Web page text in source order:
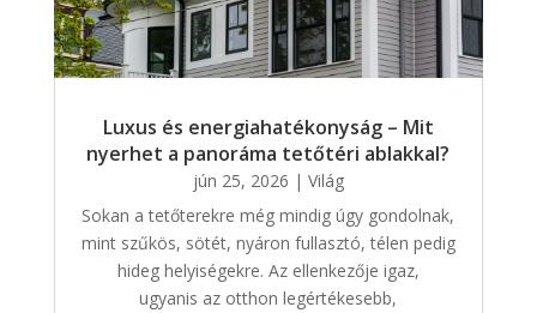
Luxus és energiahatékonyság – Mit
nyerhet a panoráma tetőtéri ablakkal?
jún 25, 2026 | Világ
Sokan a tetőterekre még mindig úgy gondolnak,
mint szűkös, sötét, nyáron fullasztó, télen pedig
hideg helyiségekre. Az ellenkezője igaz,
ugyanis az otthon legértékesebb,